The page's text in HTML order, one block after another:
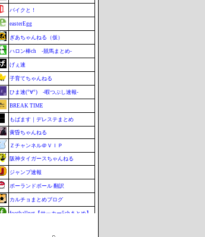
バイクと！
easterEgg
ぎあちゃんねる（仮）
ハロン棒ch -競馬まとめ-
げぇ速
子育てちゃんねる
ひま速(°∀°) -暇つぶし速報-
BREAK TIME
もばます｜デレステまとめ
黄昏ちゃんねる
Ｚチャンネル＠ＶＩＰ
阪神タイガースちゃんねる
ジャンプ速報
ポーランドボール 翻訳
カルチョまとめブログ
footballnet【サッカー5chまとめ】